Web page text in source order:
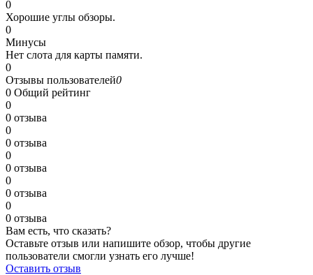
0
Хорошие углы обзоры.
0
Минусы
Нет слота для карты памяти.
0
Отзывы пользователей0
0 Общий рейтинг
0
0 отзыва
0
0 отзыва
0
0 отзыва
0
0 отзыва
0
0 отзыва
Вам есть, что сказать?
Оставьте отзыв или напишите обзор, чтобы другие
пользователи смогли узнать его лучше!
Оставить отзыв